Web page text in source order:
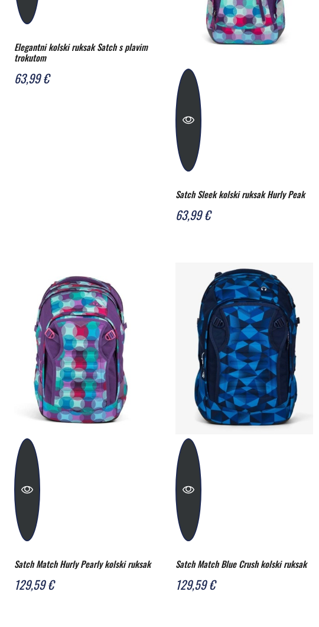
Elegantni kolski ruksak Satch s plavim
trokutom
63,99 €
Satch Sleek kolski ruksak Hurly Peak
63,99 €
Satch Match Hurly Pearly kolski ruksak
129,59 €
Satch Match Blue Crush kolski ruksak
129,59 €